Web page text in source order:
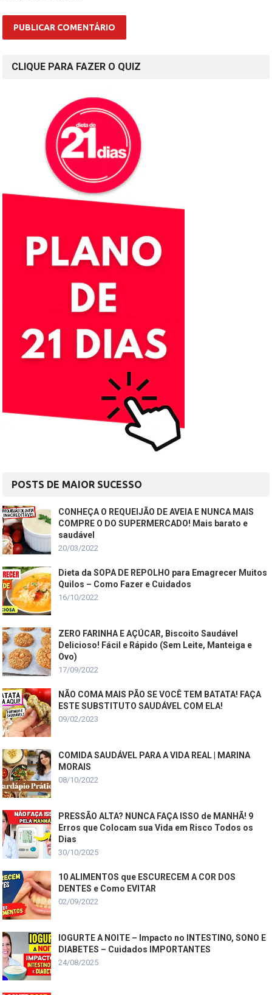
CLIQUE PARA FAZER O QUIZ
POSTS DE MAIOR SUCESSO
CONHEÇA O REQUEIJÃO DE AVEIA E NUNCA MAIS
COMPRE O DO SUPERMERCADO! Mais barato e
saudável
20/03/2022
Dieta da SOPA DE REPOLHO para Emagrecer Muitos
Quilos – Como Fazer e Cuidados
16/10/2022
ZERO FARINHA E AÇÚCAR, Biscoito Saudável
Delicioso! Fácil e Rápido (Sem Leite, Manteiga e
Ovo)
17/09/2022
NÃO COMA MAIS PÃO SE VOCÊ TEM BATATA! FAÇA
ESTE SUBSTITUTO SAUDÁVEL COM ELA!
09/02/2023
COMIDA SAUDÁVEL PARA A VIDA REAL | MARINA
MORAIS
08/10/2022
PRESSÃO ALTA? NUNCA FAÇA ISSO de MANHÃ! 9
Erros que Colocam sua Vida em Risco Todos os
Dias
30/10/2025
10 ALIMENTOS que ESCURECEM A COR DOS
DENTES e Como EVITAR
02/09/2022
IOGURTE A NOITE – Impacto no INTESTINO, SONO E
DIABETES – Cuidados IMPORTANTES
24/08/2025